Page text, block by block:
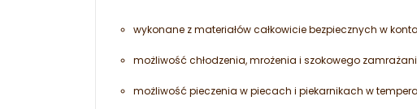
wykonane z materiałów całkowicie bezpiecznych w
możliwość chłodzenia, mrożenia i szokowego
możliwość pieczenia w piecach i piekarnikach w